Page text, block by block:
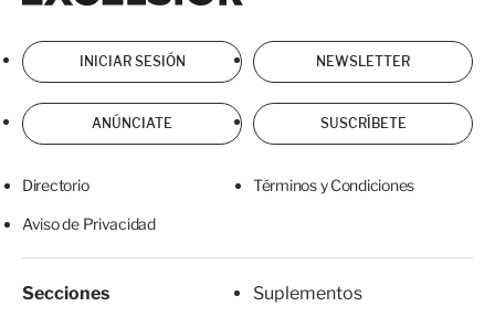
INICIAR SESIÓN NEWSLETTER
ANÚNCIATE SUSCRÍBETE
Directorio Términos y Condiciones
Aviso de Privacidad
Secciones
Suplementos